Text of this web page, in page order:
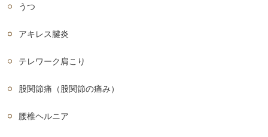
うつ
アキレス腱炎
テレワーク肩こり
股関節痛（股関節の痛み）
腰椎ヘルニア